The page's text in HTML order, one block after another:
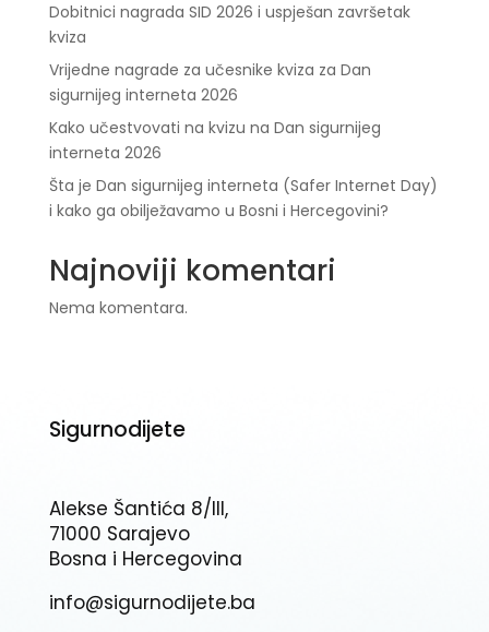
Dobitnici nagrada SID 2026 i uspješan završetak
kviza
Vrijedne nagrade za učesnike kviza za Dan
sigurnijeg interneta 2026
Kako učestvovati na kvizu na Dan sigurnijeg
interneta 2026
Šta je Dan sigurnijeg interneta (Safer Internet Day)
i kako ga obilježavamo u Bosni i Hercegovini?
Najnoviji komentari
Nema komentara.
Sigurnodijete
Alekse Šantića 8/III,
71000 Sarajevo
Bosna i Hercegovina
info@sigurnodijete.ba